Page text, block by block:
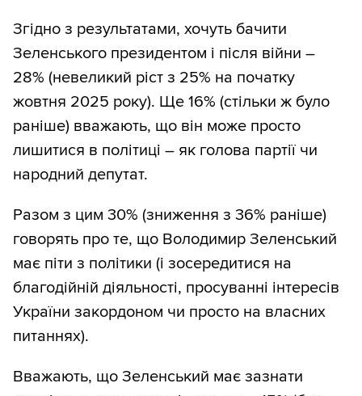
Згідно з результатами, хочуть бачити
Зеленського президентом і після війни –
28% (невеликий ріст з 25% на початку
жовтня 2025 року). Ще 16% (стільки ж було
раніше) вважають, що він може просто
лишитися в політиці – як голова партії чи
народний депутат.
Разом з цим 30% (зниження з 36% раніше)
говорять про те, що Володимир Зеленський
має піти з політики (і зосередитися на
благодійній діяльності, просуванні інтересів
України закордоном чи просто на власних
питаннях).
Вважають, що Зеленський має зазнати